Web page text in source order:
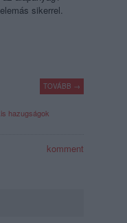
sikerrel.
TOVÁBB →
hazugságok
komment